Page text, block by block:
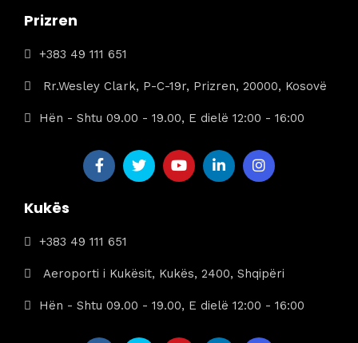
Prizren
+383 49 111 651
Rr.Wesley Clark, P-C-19r, Prizren, 20000, Kosovë
Hën - Shtu 09.00 - 19.00, E dielë 12:00 - 16:00
Kukës
+383 49 111 651
Aeroporti i Kukësit, Kukës, 2400, Shqipëri
Hën - Shtu 09.00 - 19.00, E dielë 12:00 - 16:00